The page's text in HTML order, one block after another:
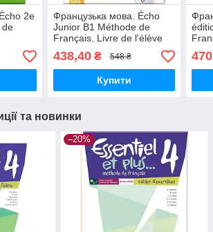
2e
de
Французька мова. Écho
Junior B1 Méthode de
Français. Livre de l'élève
438,40₴ 548 ₴
Купити
та новинки
–20%